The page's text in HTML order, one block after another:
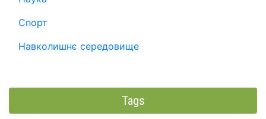
Спорт
Навколишнє середовище
Tags